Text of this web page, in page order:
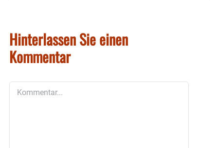
Hinterlassen Sie einen
Kommentar